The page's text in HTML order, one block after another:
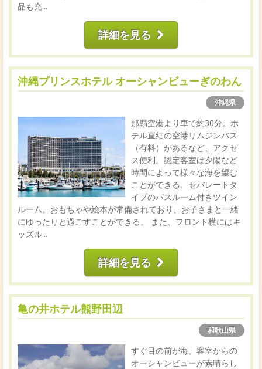
品も充...
詳細を見る
沖縄プリンスホテル オーシャンビューぎのわん
沖縄県
那覇空港より車で約30分。ホ
テル直結の空港リムジンバス
（有料）があるなど、アクセ
ス便利。認定客室は夕陽など
時間によって様々な海を望む
ことができる、セパレートタ
イプのバスルーム付きツイン
ルーム。おもちゃや絵本が常備されており、お子さまと一緒
にゆったりと過ごすことができる。 また、フロント横にはキ
ッズル...
詳細を見る
亀の井ホテル熊野田辺
和歌山県
すぐ目の前が海。客室からの
オーシャンビューが素晴らし